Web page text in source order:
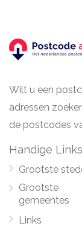
Wilt u een
adressen
de postcodes
Handige Links
Grootste
Grootste
gemeentes
Links